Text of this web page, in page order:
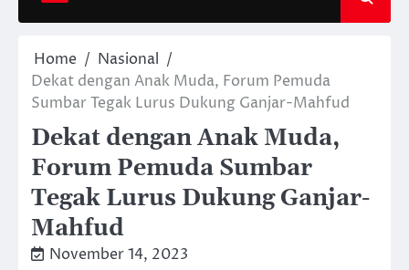
Home
Nasional
Dekat dengan Anak Muda, Forum Pemuda
Sumbar Tegak Lurus Dukung Ganjar-Mahfud
Dekat dengan Anak Muda,
Forum Pemuda Sumbar
Tegak Lurus Dukung Ganjar-
Mahfud
November 14, 2023